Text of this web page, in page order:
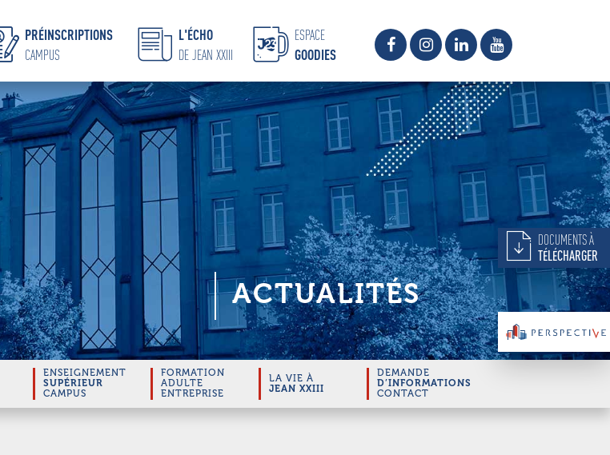
PRÉINSCRIPTIONS
CAMPUS
L'ÉCHO
DE JEAN XXIII
ESPACE
GOODIES
DOCUMENTS À
TÉLÉCHARGER
ACTUALITÉS
ENSEIGNEMENT
SUPÉRIEUR
CAMPUS
FORMATION
ADULTE
ENTREPRISE
LA VIE À
JEAN XXIII
DEMANDE
D’INFORMATIONS
CONTACT